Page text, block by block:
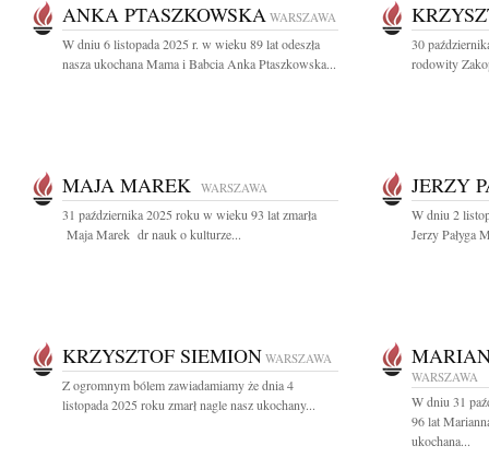
ANKA PTASZKOWSKA WARSZAWA
W dniu 6 listopada 2025 r. w wieku 89 lat odeszła
nasza ukochana Mama i Babcia Anka Ptaszkowska...
30
rodowity
MAJA MAREK WARSZAWA
31 października 2025 roku w wieku 93 lat zmarła
Maja Marek dr nauk o kulturze...
JERZY
W dniu 2
Jerzy Pałyga
KRZYSZTOF SIEMION WARSZAWA
Z ogromnym bólem zawiadamiamy że dnia 4
listopada 2025 roku zmarł nagle nasz ukochany...
WARSZAWA
W dniu 31
96 lat
ukochana...